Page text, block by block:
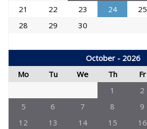
21
22 23 24 25
28
29 30
October - 2026
Mo
Tu We Th Fr
1
2
5
6 7 8 9
12
13 14 15 16